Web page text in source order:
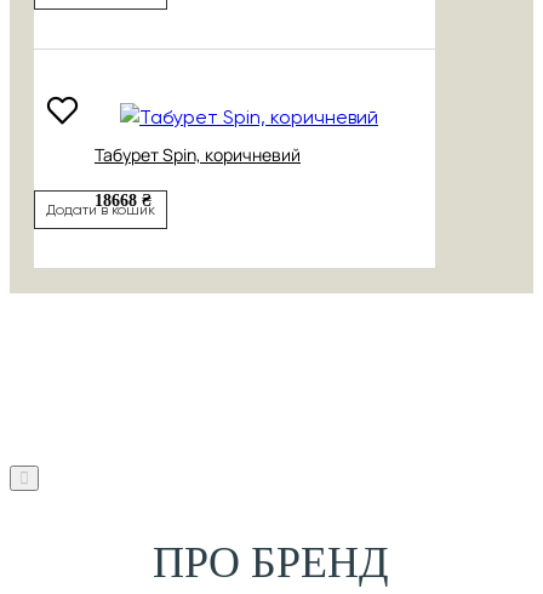
Табурет Spin, коричневий
18668 ₴
Додати в кошик
ПРО БРЕНД